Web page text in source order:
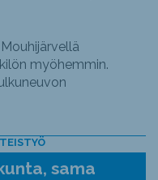
myöhemmin.
sama